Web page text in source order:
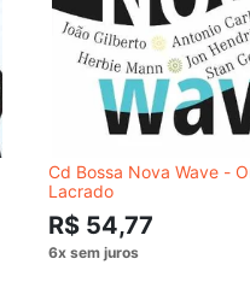
Cd Bossa Nova Wave -
Lacrado
R$ 54,77